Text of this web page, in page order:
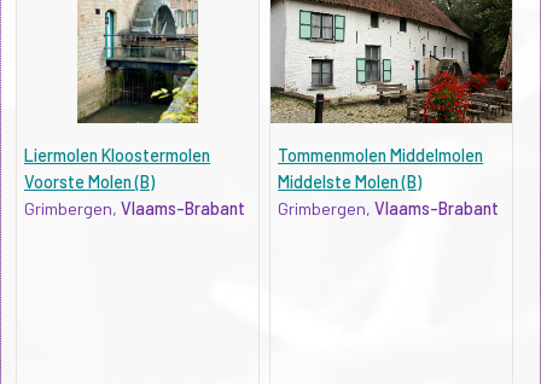
Liermolen Kloostermolen
Voorste Molen (B)
Grimbergen, Vlaams-Brabant
Tommenmolen Middelmolen
Middelste Molen (B)
Grimbergen,Vlaams-Brabant